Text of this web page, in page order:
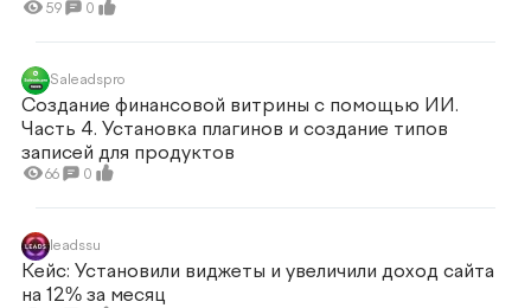
59 0
Saleadspro
Создание финансовой витрины с помощью ИИ.
Часть 4. Установка плагинов и создание типов
записей для продуктов
66 0
leadssu
Кейс: Установили виджеты и увеличили доход сайта
на 12% за месяц